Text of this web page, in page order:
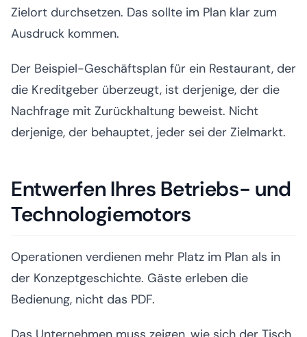
Zielort durchsetzen. Das sollte im Plan klar zum
Ausdruck kommen.
Der Beispiel-Geschäftsplan für ein Restaurant, der
die Kreditgeber überzeugt, ist derjenige, der die
Nachfrage mit Zurückhaltung beweist. Nicht
derjenige, der behauptet, jeder sei der Zielmarkt.
Entwerfen Ihres Betriebs- und
Technologiemotors
Operationen verdienen mehr Platz im Plan als in
der Konzeptgeschichte. Gäste erleben die
Bedienung, nicht das PDF.